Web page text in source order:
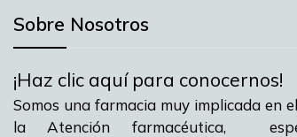
Sobre Nosotros
¡Haz clic aquí para conocernos!
Somos una farmacia muy implicada en
la Atención farmacéutica,